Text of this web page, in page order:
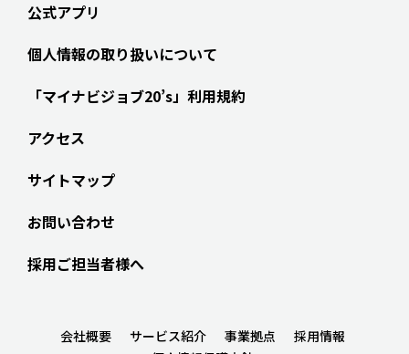
公式アプリ
個人情報の取り扱いについて
「マイナビジョブ20’s」利用規約
アクセス
サイトマップ
お問い合わせ
採用ご担当者様へ
会社概要 サービス紹介 事業拠点
採用情報